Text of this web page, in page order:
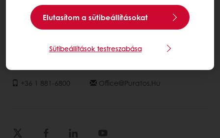
Elutasítom a sütibeállításokat
Sütibeállítások testreszabása
Állásajánlataink
Vállalati weboldal
+36 1 881-6800 Office@puratos.hu